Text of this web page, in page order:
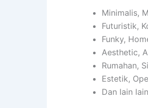
Minimalis,
Futuristik,
Funky,
Aesthetic,
Rumahan,
Estetik,
Dan lain lain